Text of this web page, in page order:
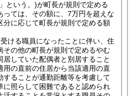
という。)が町長が規則で定める
っては、その額に、7万円を超えな
分に応じて町長が規則で定める額
ける職員になったことに伴い、住
その他の町長が規則で定めるやむ
居していた配偶者と別居すること
用の直前の住居から当該適用の直
することが通勤距離等を考慮して
に照らして困難であると認められ